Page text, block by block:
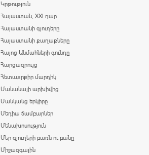
Կրթություն
Հայաստան, XXI դար
Հայաստանի գյուղերը
Հայաստանի քաղաքները
Հայոց Անմահների գունդը
Հարցազրույց
Հետաքրքիր մարդիկ
Մանանայի արխիվից
Մանկանց երկիրը
Մեդիա ճամբարներ
Մենախոսություն
Մեր գյուղերի բառն ու բանը
Միջազգային